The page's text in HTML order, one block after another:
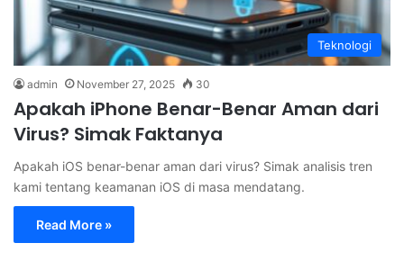
Teknologi
admin November 27, 2025 30
Apakah iPhone Benar-Benar Aman dari
Virus? Simak Faktanya
Apakah iOS benar-benar aman dari virus? Simak analisis tren
kami tentang keamanan iOS di masa mendatang.
Read More »